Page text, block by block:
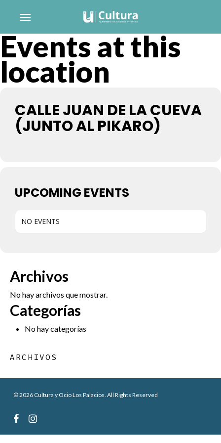
main
content
Menu
Events at this
location
CALLE JUAN DE LA CUEVA
(JUNTO AL PIKARO)
UPCOMING EVENTS
NO EVENTS
Archivos
No hay archivos que mostrar.
Categorías
No hay categorías
ARCHIVOS
© 2026 Cultura y Ocio Los Palacios. All Rights Reserved
facebookinstagram